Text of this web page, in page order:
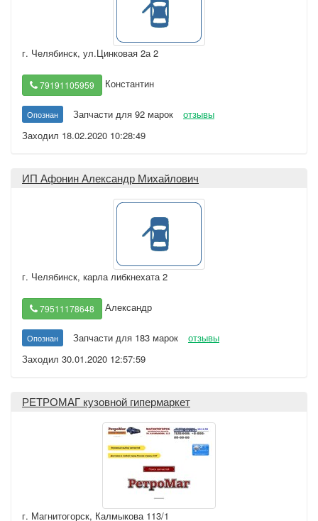
г. Челябинск, ул.Цинковая 2а 2
79191105959 Константин
Опознан Запчасти для 92 марок
отзывы
Заходил 18.02.2020 10:28:49
ИП Афонин Александр Михайлович
г. Челябинск, карла либкнехата 2
79511178648 Александр
Опознан Запчасти для 183 марок
отзывы
Заходил 30.01.2020 12:57:59
РЕТРОМАГ кузовной гипермаркет
г. Магнитогорск, Калмыкова 113/1